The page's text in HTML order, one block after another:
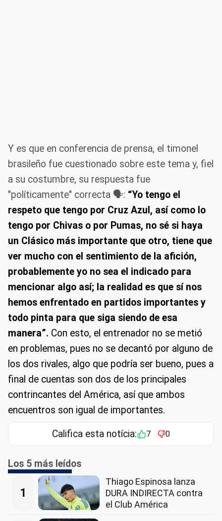
Y es que en conferencia de prensa, el timonel
brasileño fue cuestionado sobre este tema y, fiel
a su costumbre, su respuesta fue
"políticamente" correcta 🗣️: “Yo tengo el
respeto que tengo por Cruz Azul, así como lo
tengo por Chivas o por Pumas, no sé si haya
un Clásico más importante que otro, tiene que
ver mucho con el sentimiento de la afición,
probablemente yo no sea el indicado para
mencionar algo así; la realidad es que sí nos
hemos enfrentado en partidos importantes y
todo pinta para que siga siendo de esa
manera”. Con esto, el entrenador no se metió
en problemas, pues no se decantó por alguno de
los dos rivales, algo que podría ser bueno, pues a
final de cuentas son dos de los principales
contrincantes del América, así que ambos
encuentros son igual de importantes.
Califica esta notícia: 7 0
Los 5 más leídos
1
Thiago Espinosa lanza
DURA INDIRECTA contra
el Club América